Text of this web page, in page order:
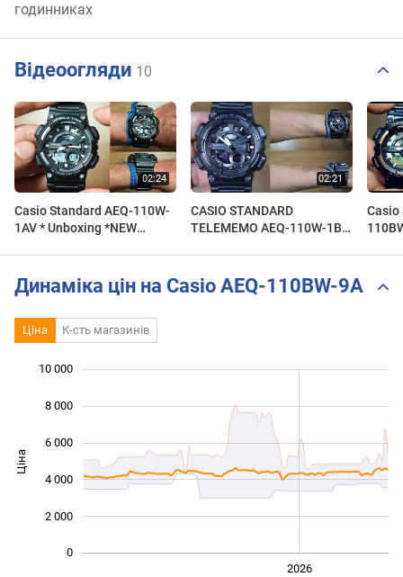
годинниках
Відеоогляди 10
Casio Standard AEQ-110W-
1AV * Unboxing *NEW
CASIO STANDARD
TELEMEMO AEQ-110W-1BV
Casio
Динаміка цін на Casio AEQ-110BW-9A
Ціна К-сть магазинів
Ціна
0
2 000
4 000
6 000
8 000
10 000
2026